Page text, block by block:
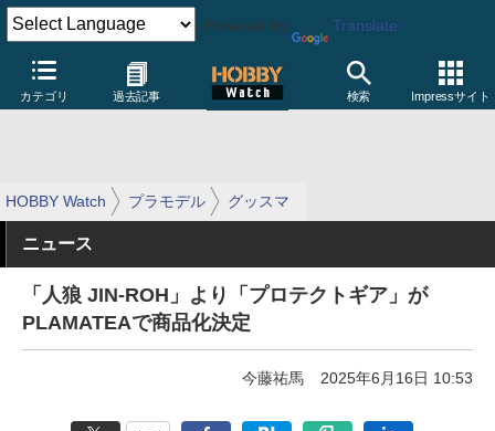
Powered by Translate
カテゴリ 過去記事 検索 Impressサイト
HOBBY Watch プラモデル グッスマ
ニュース
「人狼 JIN-ROH」より「プロテクトギア」が
PLAMATEAで商品化決定
今藤祐馬 2025年6月16日 10:53